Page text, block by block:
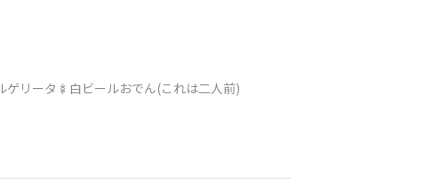
リータ🍢白ビールおでん(これは二人前)